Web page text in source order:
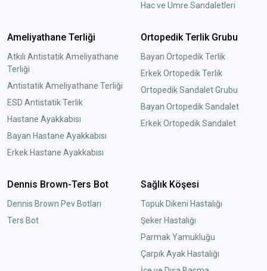
Hac ve Umre Sandaletleri
Ameliyathane Terliği
Atkılı Antistatik Ameliyathane
Terliği
Antistatik Ameliyathane Terliği
ESD Antistatik Terlik
Hastane Ayakkabısı
Bayan Hastane Ayakkabısı
Erkek Hastane Ayakkabısı
Ortopedik Terlik Grubu
Bayan Ortopedik Terlik
Erkek Ortopedik Terlik
Ortopedik Sandalet Grubu
Bayan Ortopedik Sandalet
Erkek Ortopedik Sandalet
Dennis Brown-Ters Bot
Dennis Brown Pev Botları
Ters Bot
Sağlık Köşesi
Topuk Dikeni Hastalığı
Şeker Hastalığı
Parmak Yamukluğu
Çarpık Ayak Hastalığı